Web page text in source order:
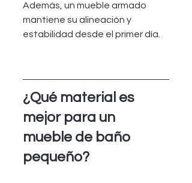
Además, un mueble armado
mantiene su alineación y
estabilidad desde el primer día.
¿Qué material es
mejor para un
mueble de baño
pequeño?